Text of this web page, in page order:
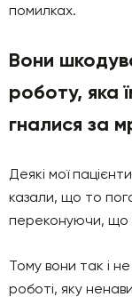
помилках.
Вони
роботу, яка
гналися за
Деякі мої
казали, що то
переконуючи, що
Тому вони так і
роботі, яку